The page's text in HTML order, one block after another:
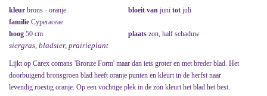
kleur brons - oranje bloeit van juni tot juli
familie Cyperaceae
hoog 50 cm plaats zon, half schaduw
siergras, bladsier, prairieplant
Lijkt op Carex comans 'Bronze Form' maar dan iets groter en met breder blad. Het
doorbuigend bronsgroen blad heeft oranje punten en kleurt in de herfst naar
levendig roestig oranje. Op een vochtige plek in de zon kleurt het blad het best.